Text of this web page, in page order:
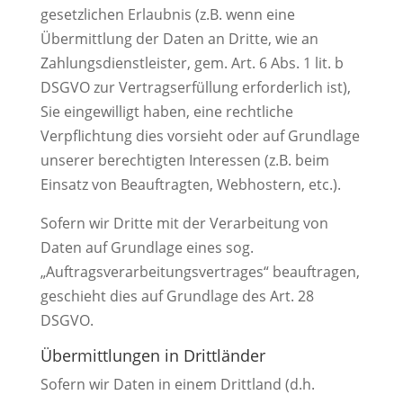
gesetzlichen Erlaubnis (z.B. wenn eine
Übermittlung der Daten an Dritte, wie an
Zahlungsdienstleister, gem. Art. 6 Abs. 1 lit. b
DSGVO zur Vertragserfüllung erforderlich ist),
Sie eingewilligt haben, eine rechtliche
Verpflichtung dies vorsieht oder auf Grundlage
unserer berechtigten Interessen (z.B. beim
Einsatz von Beauftragten, Webhostern, etc.).
Sofern wir Dritte mit der Verarbeitung von
Daten auf Grundlage eines sog.
„Auftragsverarbeitungsvertrages“ beauftragen,
geschieht dies auf Grundlage des Art. 28
DSGVO.
Übermittlungen in Drittländer
Sofern wir Daten in einem Drittland (d.h.